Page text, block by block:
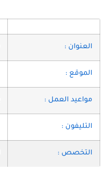
العنوان :
الموقع :
مواعيد العمل :
التليفون :
التخصص :